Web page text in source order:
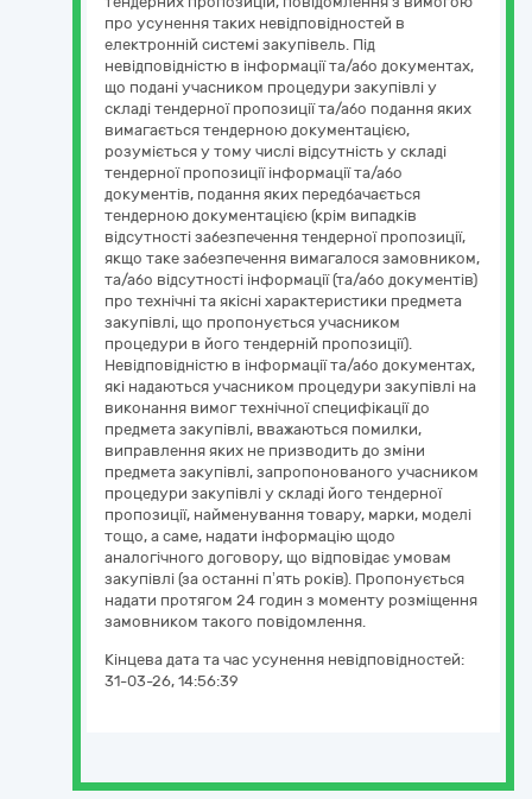
про усунення таких невідповідностей в
електронній системі закупівель. Під
невідповідністю в інформації та/або документах,
що подані учасником процедури закупівлі у
складі тендерної пропозиції та/або подання яких
вимагається тендерною документацією,
розуміється у тому числі відсутність у складі
тендерної пропозиції інформації та/або
документів, подання яких передбачається
тендерною документацією (крім випадків
відсутності забезпечення тендерної пропозиції,
якщо таке забезпечення вимагалося замовником,
та/або відсутності інформації (та/або документів)
про технічні та якісні характеристики предмета
закупівлі, що пропонується учасником
процедури в його тендерній пропозиції).
Невідповідністю в інформації та/або документах,
які надаються учасником процедури закупівлі на
виконання вимог технічної специфікації до
предмета закупівлі, вважаються помилки,
виправлення яких не призводить до зміни
предмета закупівлі, запропонованого учасником
процедури закупівлі у складі його тендерної
пропозиції, найменування товару, марки, моделі
тощо, а саме, надати інформацію щодо
аналогічного договору, що відповідає умовам
закупівлі (за останні п’ять років). Пропонується
надати протягом 24 годин з моменту розміщення
замовником такого повідомлення.
Кінцева дата та час усунення невідповідностей:
31-03-26, 14:56:39